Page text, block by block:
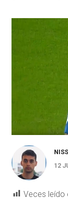
12
Veces leído